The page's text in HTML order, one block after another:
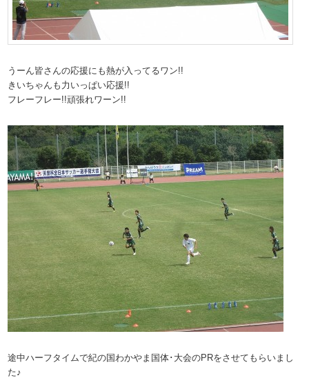
うーん皆さんの応援にも熱が入ってるワン!!
きいちゃんも力いっぱい応援!!
フレーフレー!!頑張れワーン!!
途中ハーフタイムで紀の国わかやま国体･大会のPRをさせてもらいまし
た♪